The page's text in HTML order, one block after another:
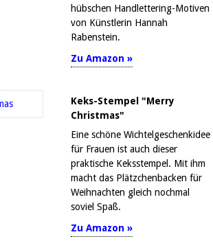
hübschen Handlettering-Motiven
von Künstlerin Hannah
Rabenstein.
Zu Amazon »
Keks-Stempel "Merry
Christmas"
Eine schöne Wichtelgeschenkidee
für Frauen ist auch dieser
praktische Keksstempel. Mit ihm
macht das Plätzchenbacken für
Weihnachten gleich nochmal
soviel Spaß.
Zu Amazon »